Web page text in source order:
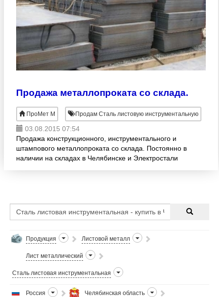
Продажа металлопроката со склада.
ПроМет М Продам Сталь листовую инструментальную
03.08.2015 07:54
Продажа конструкционного, инструментального и
штампового металлопроката со склада. Постоянно в
наличии на складах в Челябинске и Электростали
Продукция Листовой металл
Лист металлический
Сталь листовая инструментальная
Россия Челябинская область